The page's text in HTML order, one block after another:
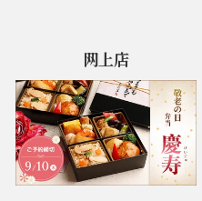
网上店